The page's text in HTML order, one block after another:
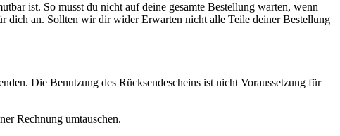
ist. So musst du nicht auf deine gesamte Bestellung warten, wenn
dich an. Sollten wir dir wider Erwarten nicht alle Teile deiner Bestellung
Die Benutzung des Rücksendescheins ist nicht Voraussetzung für
Rechnung umtauschen.